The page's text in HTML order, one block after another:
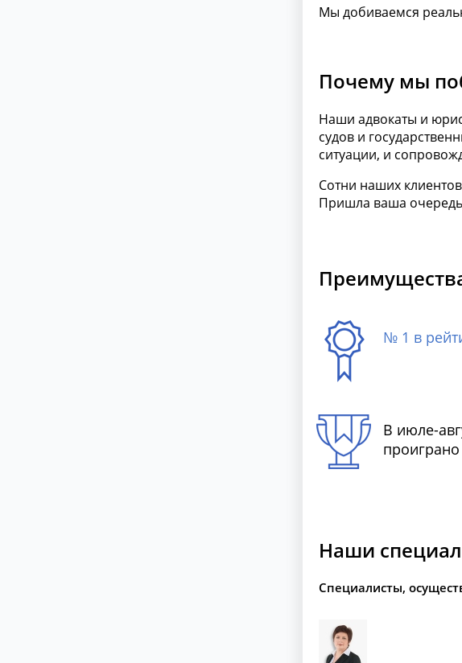
Мы добиваемся
Почему мы
Наши адвокаты и
судов и
ситуации, и
Сотни наших
Пришла ваша очередь
№ 1 в
В июле-
Наши
Специалисты,